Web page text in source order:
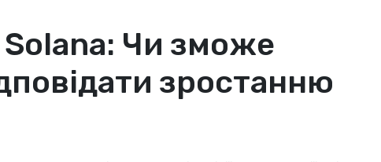
Чи зможе
зростанню